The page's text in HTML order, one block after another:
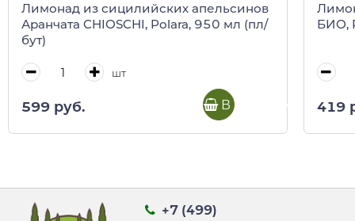
Лимонад из сицилийских апельсинов
Аранчата CHIOSCHI, Polara, 950 мл (пл/
бут)
шт
599 руб. В корзину
БИО,
419
+7 (499)